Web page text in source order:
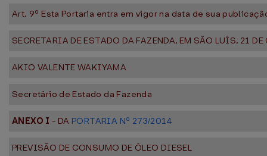
Art. 9º Esta Portaria entra em vigor na data de sua
SECRETARIA DE ESTADO DA FAZENDA, EM SÃO LUÍS, 21
AKIO VALENTE WAKIYAMA
Secretário de Estado da Fazenda
ANEXO I- DA PORTARIA Nº 273/2014
PREVISÃO DE CONSUMO DE ÓLEO DIESEL